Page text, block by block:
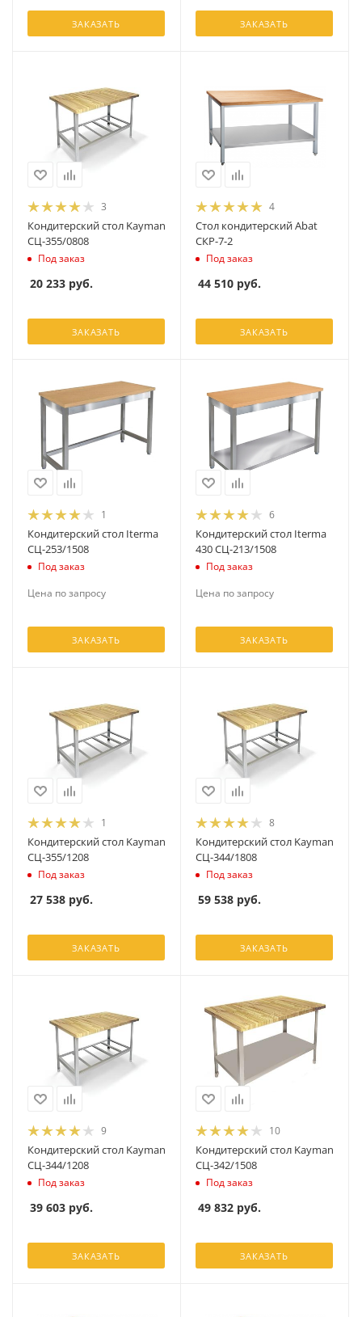
ЗАКАЗАТЬ ЗАКАЗАТЬ
3
Кондитерский стол Kayman
СЦ-355/0808
Под заказ
20 233 руб.
ЗАКАЗАТЬ
4
Стол кондитерский Abat
СКР-7-2
Под заказ
44 510 руб.
ЗАКАЗАТЬ
1
Кондитерский стол Iterma
СЦ-253/1508
Под заказ
Цена по запросу
ЗАКАЗАТЬ
6
Кондитерский стол Iterma
430 СЦ-213/1508
Под заказ
Цена по запросу
ЗАКАЗАТЬ
1
Кондитерский стол Kayman
СЦ-355/1208
Под заказ
27 538 руб.
ЗАКАЗАТЬ
8
Кондитерский стол Kayman
СЦ-344/1808
Под заказ
59 538 руб.
ЗАКАЗАТЬ
9
Кондитерский стол Kayman
СЦ-344/1208
Под заказ
39 603 руб.
ЗАКАЗАТЬ
10
Кондитерский стол Kayman
СЦ-342/1508
Под заказ
49 832 руб.
ЗАКАЗАТЬ